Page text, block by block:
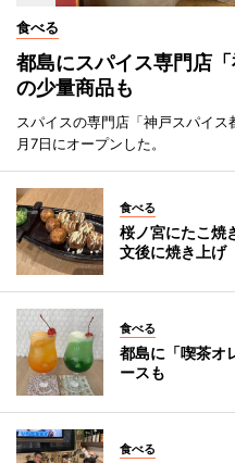
食べる
都島にスパイス専門店
の少量商品も
スパイスの専門店「神戸スパイ
月7日にオープンした。
食べる
桜ノ宮にたこ
文後に焼き上げ
食べる
都島に「喫茶
ースも
食べる